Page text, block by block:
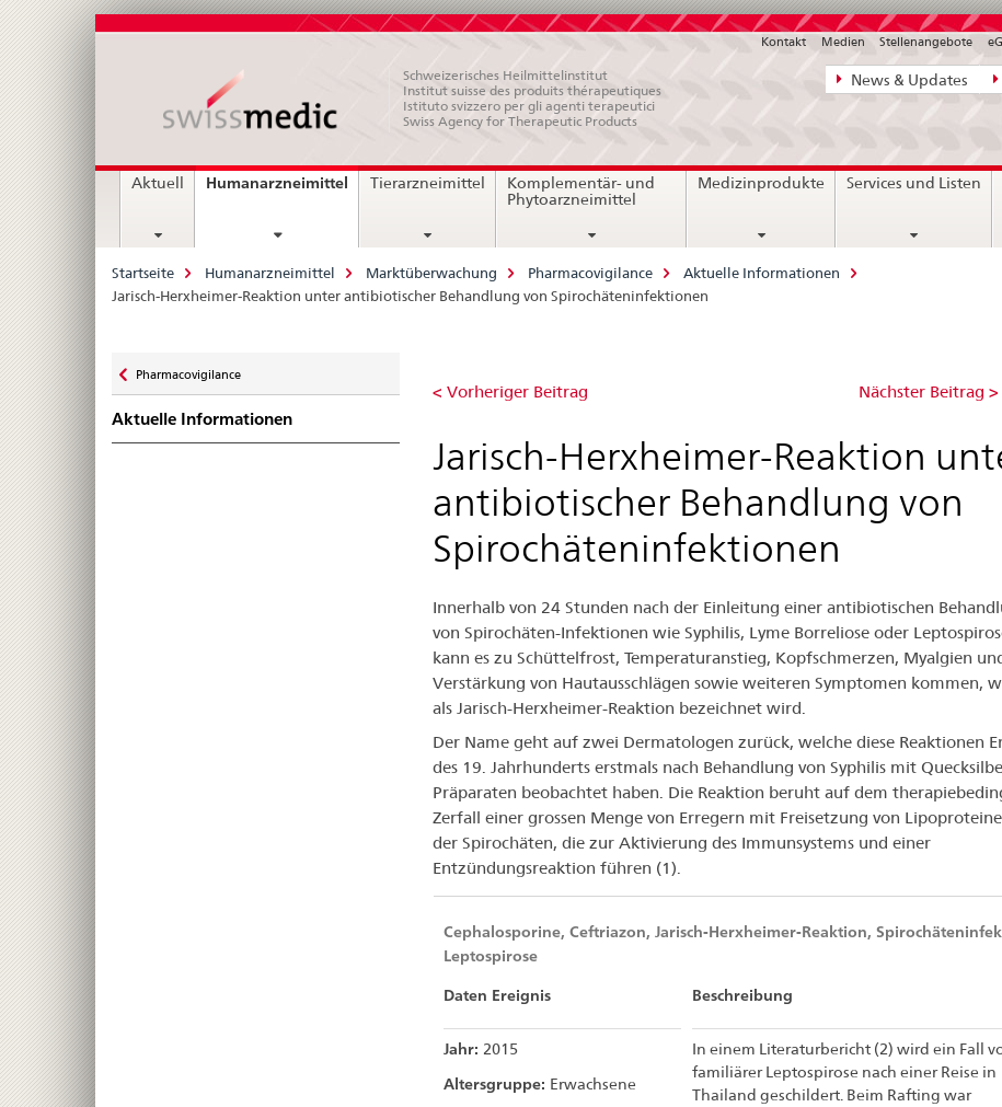
News,
Kontakt
News & Updates
Kontakt Medien Stellenangebote
Schweizerisches Heilmittelinstitut
Institut suisse des produits thérapeutiques
Istituto svizzero per gli agenti terapeutici
Swiss Agency for Therapeutic Products
Hauptnavigation
Aktuell Humanarzneimittel current
Tierarzneimittel
Komplementär- und
Phytoarzneimittel
Medizinprodukte Services und Listen
Breadcrumb
Startseite Humanarzneimittel Marktüberwachung Pharmacovigilance
Aktuelle Informationen
Jarisch-Herxheimer-Reaktion unter antibiotischer Behandlung von Spirochäteninfektionen
zu
Pharmacovigilance
Aktuelle Informationen
Jarisch-
Herxheimer-
Reaktion
unter
antibiotischer
Behandlung
von
Spirochäteninfektionen
< Vorheriger Beitrag Nächster Beitrag >
Jarisch-Herxheimer-Reaktion
antibiotischer Behandlung von
Spirochäteninfektionen
Innerhalb von 24 Stunden nach der Einleitung einer antibiotischen
von Spirochäten-Infektionen wie Syphilis, Lyme Borreliose oder
kann es zu Schüttelfrost, Temperaturanstieg, Kopfschmerzen, Myalgien
Verstärkung von Hautausschlägen sowie weiteren Symptomen kommen,
als Jarisch-Herxheimer-Reaktion bezeichnet wird.
Der Name geht auf zwei Dermatologen zurück, welche diese Reaktionen
des 19. Jahrhunderts erstmals nach Behandlung von Syphilis mit
Präparaten beobachtet haben. Die Reaktion beruht auf dem
Zerfall einer grossen Menge von Erregern mit Freisetzung von
der Spirochäten, die zur Aktivierung des Immunsystems und einer
Entzündungsreaktion führen (1).
Cephalosporine, Ceftriazon, Jarisch-Herxheimer-Reaktion,
Leptospirose
Daten Ereignis
Beschreibung
Jahr: 2015
Altersgruppe: Erwachsene
In einem Literaturbericht (2) wird ein Fall
familiärer Leptospirose nach einer Reise in
Thailand geschildert. Beim Rafting war